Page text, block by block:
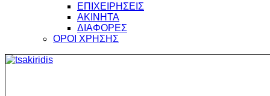
ΕΠΙΧΕΙΡΗΣΕΙΣ
ΑΚΙΝΗΤΑ
ΔΙΑΦΟΡΕΣ
ΟΡΟΙ ΧΡΗΣΗΣ